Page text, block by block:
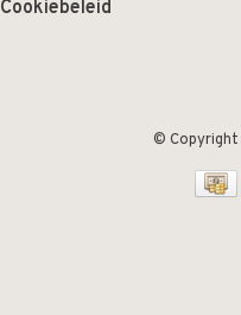
Cookiebeleid
©